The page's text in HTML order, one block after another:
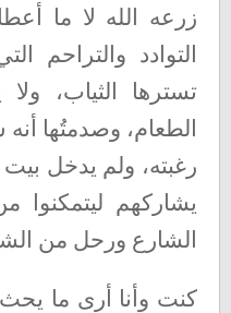
زرعه الله لا ما
التوادد والتراحم
تسترها الثياب،
الطعام، وصدمتُها
رغبته، ولم يدخل بيت
يشاركهم ليتمكنوا
الشارع ورحل من
كنت وأنا أرى ما